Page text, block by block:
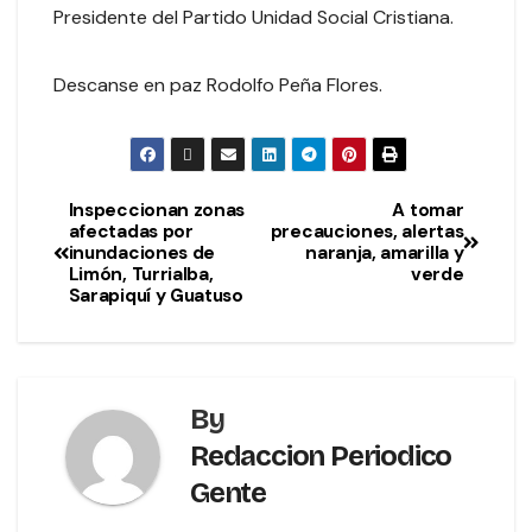
Presidente del Partido Unidad Social Cristiana.
Descanse en paz Rodolfo Peña Flores.
A tomar
precauciones, alertas
naranja, amarilla y
verde
Inspeccionan zonas
afectadas por
inundaciones de
Limón, Turrialba,
Sarapiquí y Guatuso
By
Redaccion Periodico
Gente